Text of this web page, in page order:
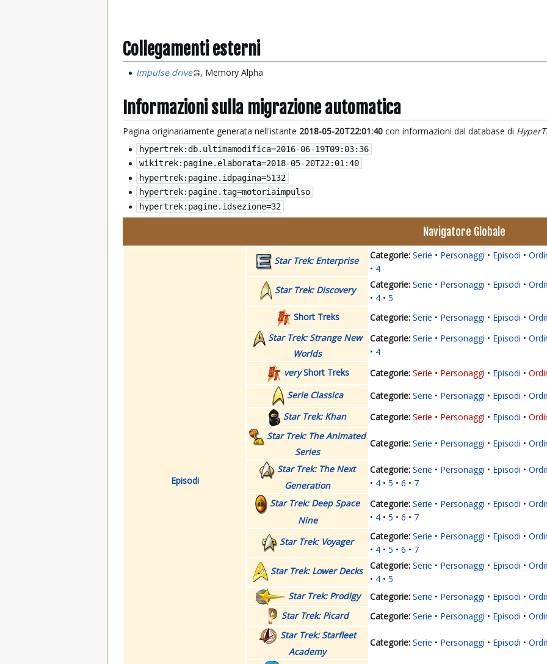
Collegamenti esterni
Impulse drive , Memory Alpha
Informazioni sulla migrazione automatica
Pagina originariamente generata nell'istante 2018-05-20T22:01:40 con informazioni dal database di
hypertrek:db.ultimamodifica=2016-06-19T09:03:36
wikitrek:pagine.elaborata=2018-05-20T22:01:40
hypertrek:pagine.idpagina=5132
hypertrek:pagine.tag=motoriaimpulso
hypertrek:pagine.idsezione=32
Navigatore Globale
Episodi
Star Trek: Enterprise Serie Personaggi Episodi
4
Star Trek: Discovery
Serie Personaggi Episodi
4
5
Short Treks
Serie Personaggi Episodi
Star Trek: Strange New
Worlds
Serie Personaggi Episodi
4
veryShort Treks Serie Personaggi Episodi
Serie Classica
Serie Personaggi Episodi
Star Trek: Khan
Serie Personaggi Episodi
Star Trek: The Animated
Series
Serie Personaggi Episodi
Star Trek: The Next
Generation
Serie Personaggi Episodi
4
5 6
7
Star Trek: Deep Space
Nine
Serie Personaggi Episodi
4
5 6 7
Star Trek: Voyager Serie Personaggi Episodi
4
5 6
7
Star Trek: Lower Decks
Serie Personaggi Episodi
4
5
Star Trek: Prodigy
Serie Personaggi Episodi
Star Trek: Picard
Serie Personaggi Episodi
Star Trek: Starfleet
Academy
Serie Personaggi Episodi